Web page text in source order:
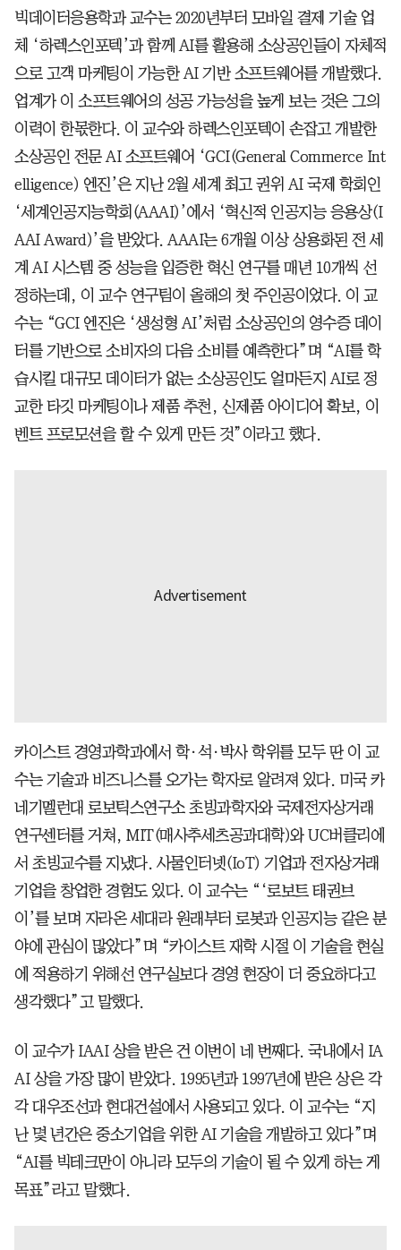
빅데이터응용학과 교수는 2020년부터 모바일 결제 기술 업
체 ‘하렉스인포텍’과 함께 AI를 활용해 소상공인들이 자체적
으로 고객 마케팅이 가능한 AI 기반 소프트웨어를 개발했다.
업계가 이 소프트웨어의 성공 가능성을 높게 보는 것은 그의
이력이 한몫한다. 이 교수와 하렉스인포텍이 손잡고 개발한
소상공인 전문 AI 소프트웨어 ‘GCI(General Commerce Int
elligence) 엔진’은 지난 2월 세계 최고 권위 AI 국제 학회인
‘세계인공지능학회(AAAI)’에서 ‘혁신적 인공지능 응용상(I
AAI Award)’을 받았다. AAAI는 6개월 이상 상용화된 전 세
계 AI 시스템 중 성능을 입증한 혁신 연구를 매년 10개씩 선
정하는데, 이 교수 연구팀이 올해의 첫 주인공이었다. 이 교
수는 “GCI 엔진은 ‘생성형 AI’처럼 소상공인의 영수증 데이
터를 기반으로 소비자의 다음 소비를 예측한다”며 “AI를 학
습시킬 대규모 데이터가 없는 소상공인도 얼마든지 AI로 정
교한 타깃 마케팅이나 제품 추천, 신제품 아이디어 확보, 이
벤트 프로모션을 할 수 있게 만든 것”이라고 했다.
카이스트 경영과학과에서 학·석·박사 학위를 모두 딴 이 교
수는 기술과 비즈니스를 오가는 학자로 알려져 있다. 미국 카
네기멜런대 로보틱스연구소 초빙과학자와 국제전자상거래
연구센터를 거쳐, MIT(매사추세츠공과대학)와 UC버클리에
서 초빙교수를 지냈다. 사물인터넷(IoT) 기업과 전자상거래
기업을 창업한 경험도 있다. 이 교수는 “‘로보트 태권브
이’를 보며 자라온 세대라 원래부터 로봇과 인공지능 같은 분
야에 관심이 많았다”며 “카이스트 재학 시절 이 기술을 현실
에 적용하기 위해선 연구실보다 경영 현장이 더 중요하다고
생각했다”고 말했다.
이 교수가 IAAI 상을 받은 건 이번이 네 번째다. 국내에서 IA
AI 상을 가장 많이 받았다. 1995년과 1997년에 받은 상은 각
각 대우조선과 현대건설에서 사용되고 있다. 이 교수는 “지
난 몇 년간은 중소기업을 위한 AI 기술을 개발하고 있다”며
“AI를 빅테크만이 아니라 모두의 기술이 될 수 있게 하는 게
목표”라고 말했다.